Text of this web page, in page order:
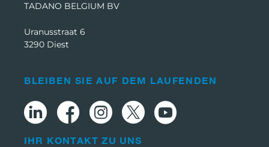
TADANO BELGIUM BV
Uranusstraat 6
3290 Diest
BLEIBEN SIE AUF DEM LAUFENDEN
IHR KONTAKT ZU UNS